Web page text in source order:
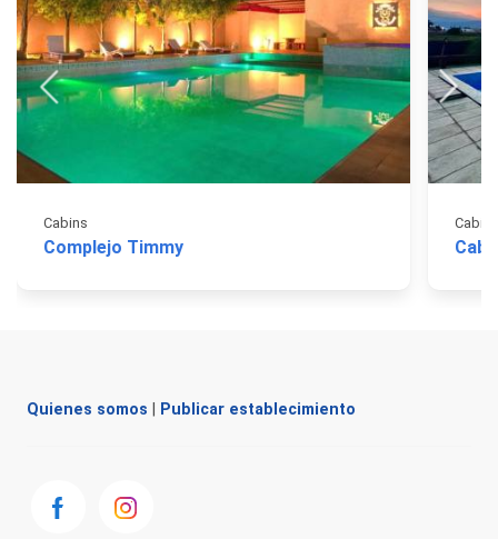
Cabins
Complejo Timmy
Cabins
Quienes somos Publicar establecimiento